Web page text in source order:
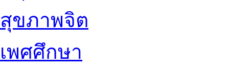
สุขภาพจิต
เพศศึกษา